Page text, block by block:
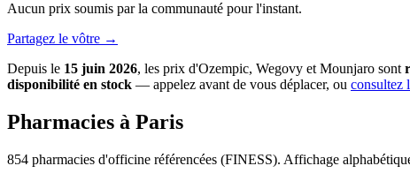
Aucun prix soumis par la communauté pour l'instant.
Partagez le vôtre →
Depuis le 15 juin 2026, les prix d'Ozempic, Wegovy et Mounjaro sont
disponibilité en stock — appelez avant de vous déplacer, ou consultez
Pharmacies à Paris
854 pharmacies d'officine référencées (FINESS). Affichage